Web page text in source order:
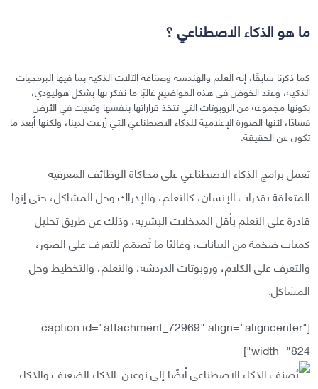
ما هو الذكاء الاصطناعي ؟
كما ذكرنا سابقًا، إنه العلم والهندسة وصناعة الآلات الذكية بما فيها البرمجيات
الذكية، وعند الخوض في هذه المواضيع غالبًا ما نفكر بها بشكل هوليودي،
بكونها مجموعة من الروبوتات التي تتخذ قراراتها بنفسها وتعيث في الأرض
فسادًا، لأنها الصورة الإعلامية للذكاء الاصطناعي التي زُرعت لدينا، ولكنها أبعد ما
تكون عن الحقيقة.
تعمل برامج الذكاء الاصطناعي على محاكاة الوظائف المعرفية
المتعلقة بقدرات الإنسان، كالتعلم، والإدراك وحل المشاكل، حتى إنها
قادرة على التعلم بأقل المدخلات البشرية، وذلك عن طريق تحليل
كميات ضخمة من البيانات، وغالبًا ما تُصمَم للتعرف على الصور،
والتعرف على الكلام، وروبوتات الدردشة، والتعلم، والتخطيط وحل
المشاكل.
[caption id="attachment_72969" align="aligncenter"
width="824"]